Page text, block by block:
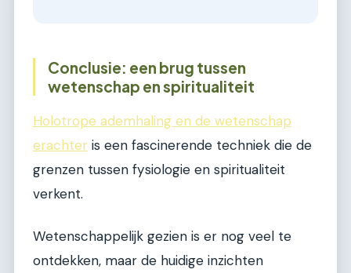
Conclusie: een brug tussen
wetenschap en spiritualiteit
Holotrope ademhaling en de wetenschap
erachter is een fascinerende techniek die de
grenzen tussen fysiologie en spiritualiteit
verkent.
Wetenschappelijk gezien is er nog veel te
ontdekken, maar de huidige inzichten